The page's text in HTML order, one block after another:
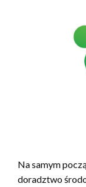
Na samym
doradztwo